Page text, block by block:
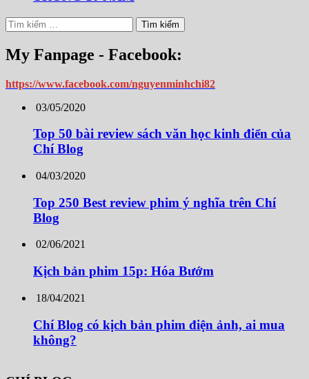
Tìm
kiếm
cho:
My Fanpage - Facebook:
https://www.facebook.com/nguyenminhchi82
03/05/2020
Top 50 bài review sách văn học kinh điển của
Chí Blog
04/03/2020
Top 250 Best review phim ý nghĩa trên Chí
Blog
02/06/2021
Kịch bản phim 15p: Hóa Bướm
18/04/2021
Chí Blog có kịch bản phim điện ảnh, ai mua
không?